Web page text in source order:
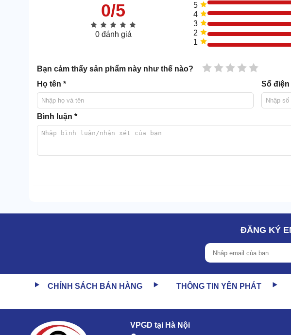
Siêu tiết kiệm năng lượng đầu vào
Máy rửa xe bằng nước nóng có khả năng tiết kiệm năng lượng đầu vào
0/5
0 đánh giá
5
4
3
2
1
Bạn cảm thấy sản phẩm này như thế nào? 5 sao
4 sao
3 sao
2 sao
1 sao
Họ tên * Số
Bình luận *
ĐĂNG KÝ
CHÍNH SÁCH BÁN HÀNG THÔNG TIN YÊN PHÁT
VPGD tại Hà Nội